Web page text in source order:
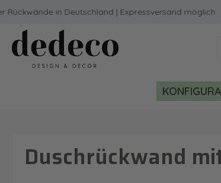
Hauptinhalt springen
Zur Suche springen
Zur Hauptnavigation springen
in Deutschland | Expressversand möglich
Duschrückwand